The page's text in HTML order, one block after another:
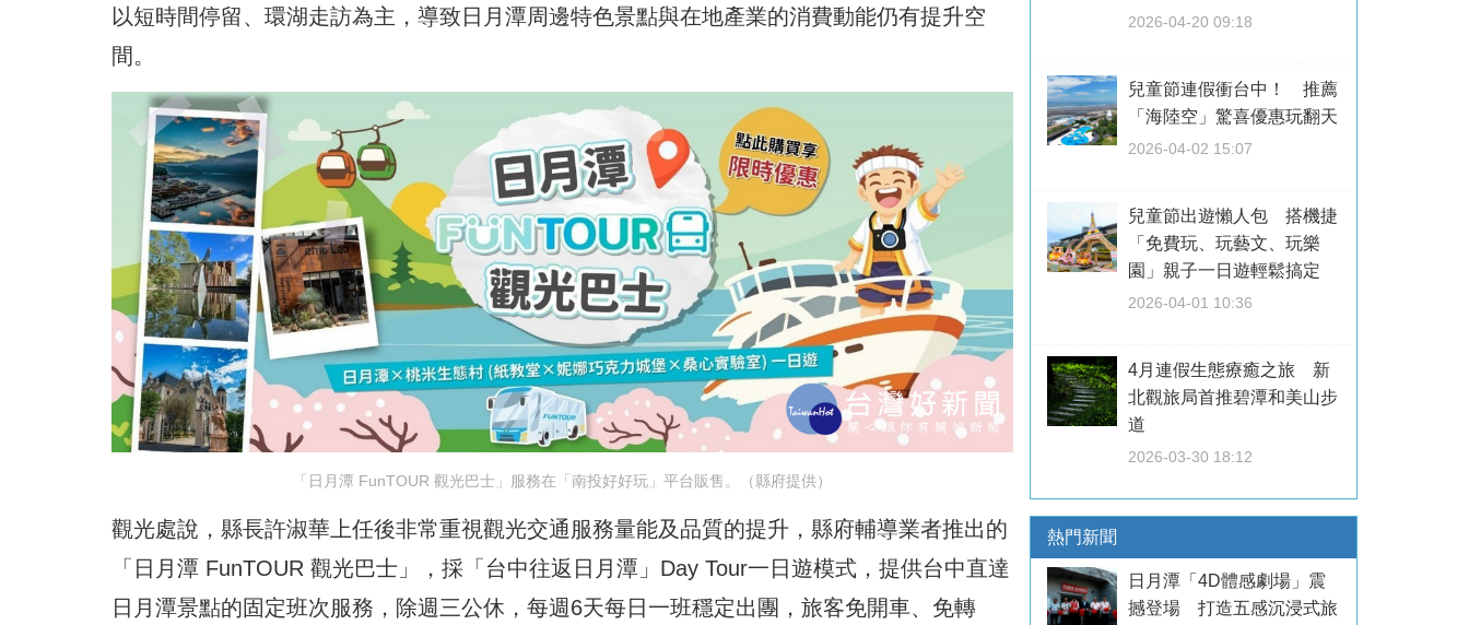
以短時間停留、環湖走訪為主，導致日月潭周邊特色景點與在地產業的消費動能仍有提升空
間。
「日月潭 FunTOUR 觀光巴士」服務在「南投好好玩」平台販售。（縣府提供）
觀光處說，縣長許淑華上任後非常重視觀光交通服務量能及品質的提升，縣府輔導業者推出的
「日月潭 FunTOUR 觀光巴士」，採「台中往返日月潭」Day Tour一日遊模式，提供台中直達
日月潭景點的固定班次服務，除週三公休，每週6天每日一班穩定出團，旅客免開車、免轉
2026-04-20 09:18
兒童節連假衝台中！ 推薦
「海陸空」驚喜優惠玩翻天
2026-04-02 15:07
兒童節出遊懶人包 搭機捷
「免費玩、玩藝文、玩樂
園」親子一日遊輕鬆搞定
2026-04-01 10:36
4月連假生態療癒之旅 新
北觀旅局首推碧潭和美山步
道
2026-03-30 18:12
熱門新聞
日月潭「4D體感劇場」震
撼登場 打造五感沉浸式旅